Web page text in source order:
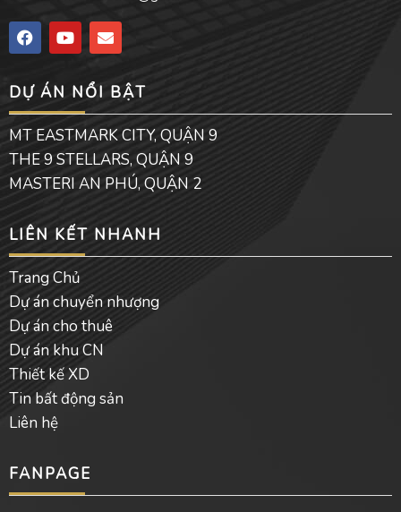
F
a
c
b
o
o
k
Y
o
u
u
b
e
E
n
v
o
p
e
DỰ ÁN NỔI BẬT
MT EASTMARK CITY, QUẬN 9
THE 9 STELLARS, QUẬN 9
MASTERI AN PHÚ, QUẬN 2
LIÊN KẾT NHANH
Trang Chủ
Dự án chuyển nhượng
Dự án cho thuê
Dự án khu CN
Thiết kế XD
Tin bất động sản
Liên hệ
FANPAGE